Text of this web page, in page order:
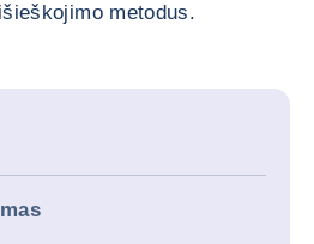
metodus.